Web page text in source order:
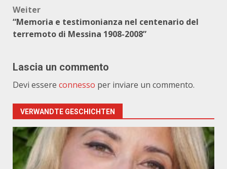
Weiter
“Memoria e testimonianza nel centenario del
terremoto di Messina 1908-2008”
Lascia un commento
Devi essere connesso per inviare un commento.
VERWANDTE GESCHICHTEN